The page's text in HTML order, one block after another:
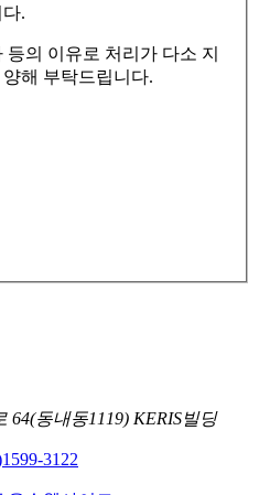
.
의 이유로 처리가 다소 지
해 부탁드립니다.
64(동내동1119) KERIS빌딩
1599-3122